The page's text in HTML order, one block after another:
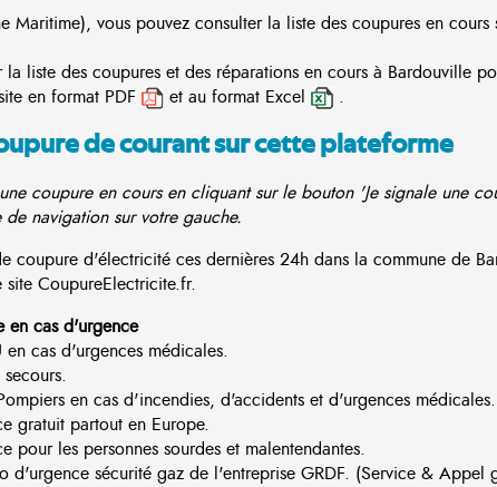
Maritime), vous pouvez consulter la liste des coupures en cours
la liste des coupures et des réparations en cours à Bardouville
en format PDF
et au format Excel .
de courant sur cette plateforme
coupure en cours en cliquant sur le bouton 'Je signale une
navigation sur votre gauche.
coupure d'électricité ces dernières 24h dans la commune de
CoupureElectricite.fr.
en cas d'urgence
cas d'urgences médicales.
en cas d'incendies, d'accidents et d'urgences médicales.
gratuit partout en Europe.
pour les personnes sourdes et malentendantes.
sécurité gaz de l'entreprise GRDF. (Service & Appel